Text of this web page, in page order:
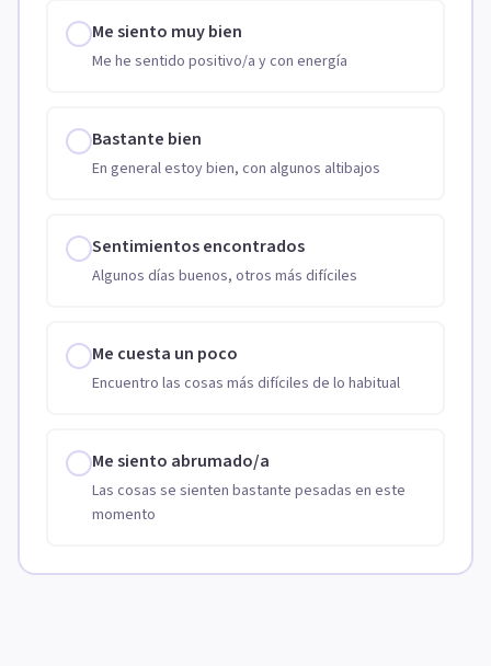
Me siento muy bien
Me he sentido positivo/a y con energía
Bastante bien
En general estoy bien, con algunos altibajos
Sentimientos encontrados
Algunos días buenos, otros más difíciles
Me cuesta un poco
Encuentro las cosas más difíciles de lo habitual
Me siento abrumado/a
Las cosas se sienten bastante pesadas en este
momento